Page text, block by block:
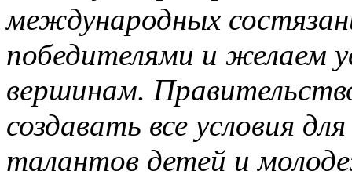
международных
победителями и желаем
вершинам.
создавать все условия
талантов детей и